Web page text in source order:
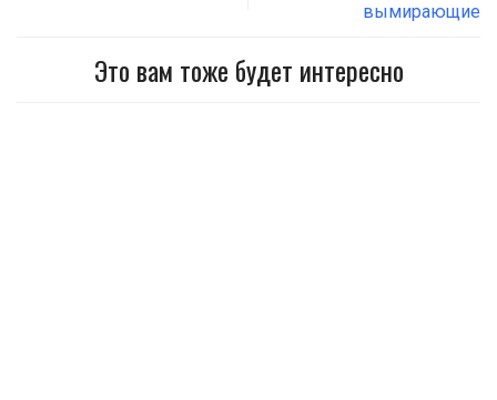
вымирающие
Это вам тоже будет интересно